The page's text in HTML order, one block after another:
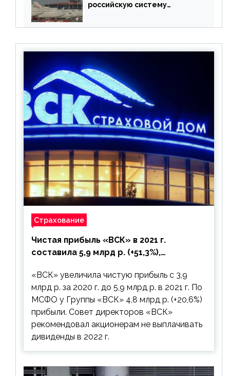
российскую систему
Страхование
Чистая прибыль «ВСК» в 2021 г.
составила 5,9 млрд р. (+51,3%),
выплачивать
«ВСК» увеличила чистую прибыль с 3,9
млрд р. за 2020 г. до 5,9 млрд р. в 2021 г. По
МСФО у Группы «ВСК» 4,8 млрд р. (+20,6%)
прибыли. Совет директоров «ВСК»
рекомендовал акционерам не выплачивать
дивиденды в 2022 г.